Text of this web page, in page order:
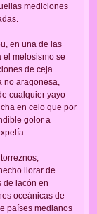
mediciones
en una de las
el melosismo se
de ceja
no aragonesa,
cualquier yayo
en celo que por
golor a
llorar de
de lacón en
oceánicas de
países medianos